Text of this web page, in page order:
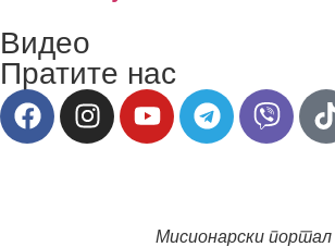
Видео
Пратите нас
Мисионарски портал